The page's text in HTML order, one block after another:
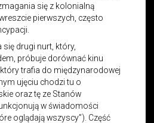
się z kolonialną
pierwszych, często
drugi nurt, który,
próbuje dorównać kinu
trafia do międzynarodowej
ujęciu chodzi tu o
oraz tę ze Stanów
w świadomości
oglądają wszyscy”). Część